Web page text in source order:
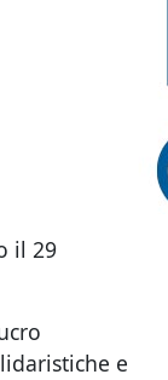
il 29
e